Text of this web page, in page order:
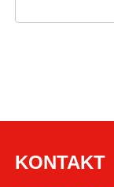
KONTAKT